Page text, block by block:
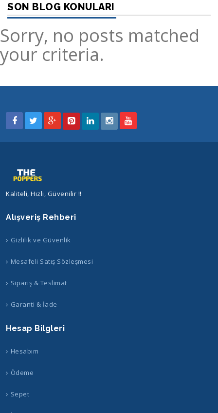
SON BLOG KONULARI
Sorry, no posts matched
your criteria.
Kaliteli, Hızlı, Güvenilir !!
Alışveriş Rehberi
Gizlilik ve Güvenlik
Mesafeli Satış Sözleşmesi
Sipariş & Teslimat
Garanti & İade
Hesap Bilgleri
Hesabım
Ödeme
Sepet